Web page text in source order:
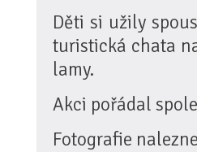
Děti si užily
turistická chata
lamy.
Akci pořádal
Fotografie